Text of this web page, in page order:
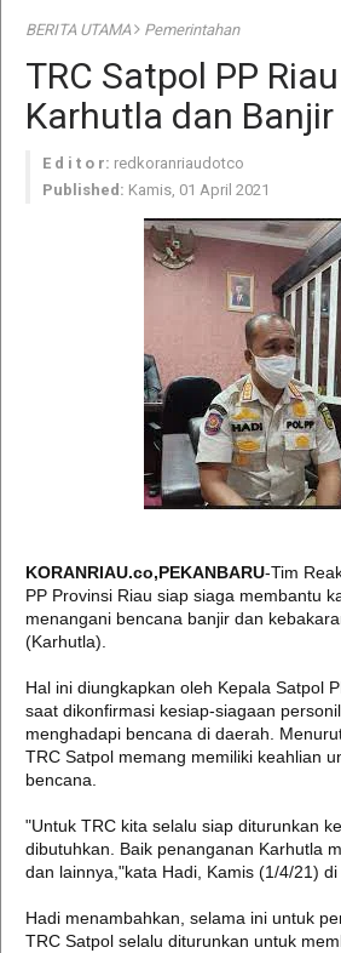
BERITA UTAMA Pemerintahan
TRC Satpol PP
Karhutla dan Banjir
E d i t o r: redkoranriaudotco
Published: Kamis, 01 April 2021
KORANRIAU.co,PEKANBARU-Tim
PP Provinsi Riau siap siaga membantu
menangani bencana banjir dan
(Karhutla).
Hal ini diungkapkan oleh Kepala Satpol
saat dikonfirmasi kesiap-siagaan
menghadapi bencana di daerah.
TRC Satpol memang memiliki keahlian
bencana.
"Untuk TRC kita selalu siap diturunkan
dibutuhkan. Baik penanganan Karhutla
dan lainnya,"kata Hadi, Kamis (1/4/21) di
Hadi menambahkan, selama ini untuk
TRC Satpol selalu diturunkan untuk